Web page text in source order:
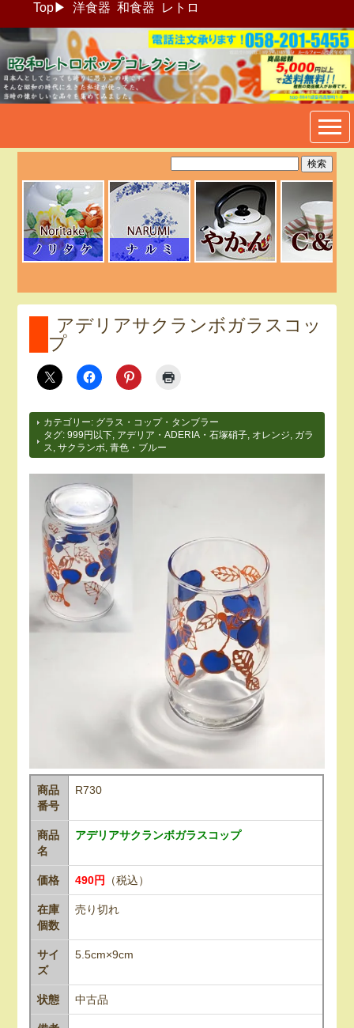
Top▶ 洋食器 和食器 レトロ
昭和レトロポップ食器生活雑
貨通販＠フリマート
アデリアサクランボガラスコッ
プ
カテゴリー: グラス・コップ・タンブラー
タグ:999円以下 アデリア・ADERIA・石塚硝子 オレンジ
ガラ
ス
,サクランボ ,青色・ブルー
商品
番号
R730
商品
名
アデリアサクランボガラスコップ
価格 490円 （税込）
在庫
個数
売り切れ
サイ
ズ
5.5cm×9cm
状態 中古品